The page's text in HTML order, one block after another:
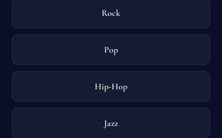
Rock
Pop
Hip-Hop
Jazz